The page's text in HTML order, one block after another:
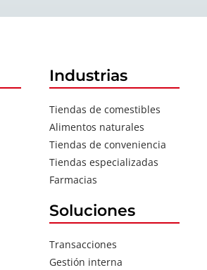
Industrias
Tiendas de comestibles
Alimentos naturales
Tiendas de conveniencia
Tiendas especializadas
Farmacias
Soluciones
Transacciones
Gestión interna